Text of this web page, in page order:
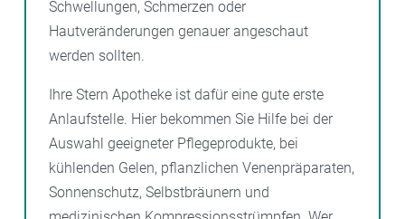
Schwellungen, Schmerzen oder
Hautveränderungen genauer angeschaut
werden sollten.
Ihre Stern Apotheke ist dafür eine gute erste
Anlaufstelle. Hier bekommen Sie Hilfe bei der
Auswahl geeigneter Pflegeprodukte, bei
kühlenden Gelen, pflanzlichen Venenpräparaten,
Sonnenschutz, Selbstbräunern und